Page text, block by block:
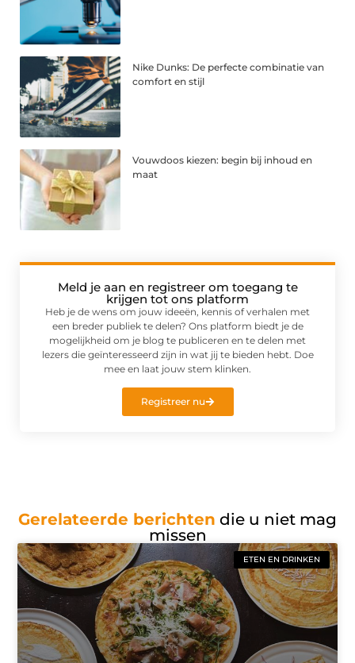
Nike Dunks: De perfecte combinatie van
comfort en stijl
Vouwdoos kiezen: begin bij inhoud en
maat
Meld je aan en registreer om toegang te
krijgen tot ons platform
Heb je de wens om jouw ideeën, kennis of verhalen met
een breder publiek te delen? Ons platform biedt je de
mogelijkheid om je blog te publiceren en te delen met
lezers die geïnteresseerd zijn in wat jij te bieden hebt. Doe
mee en laat jouw stem klinken.
Registreer nu
Gerelateerde berichten die u niet mag
missen
ETEN EN DRINKEN